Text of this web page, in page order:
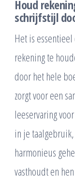
Houd
schrijfstijl
Het is
rekening te
door het hele
zorgt voor een
leeservaring
in je
harmonieus
vasthoudt en